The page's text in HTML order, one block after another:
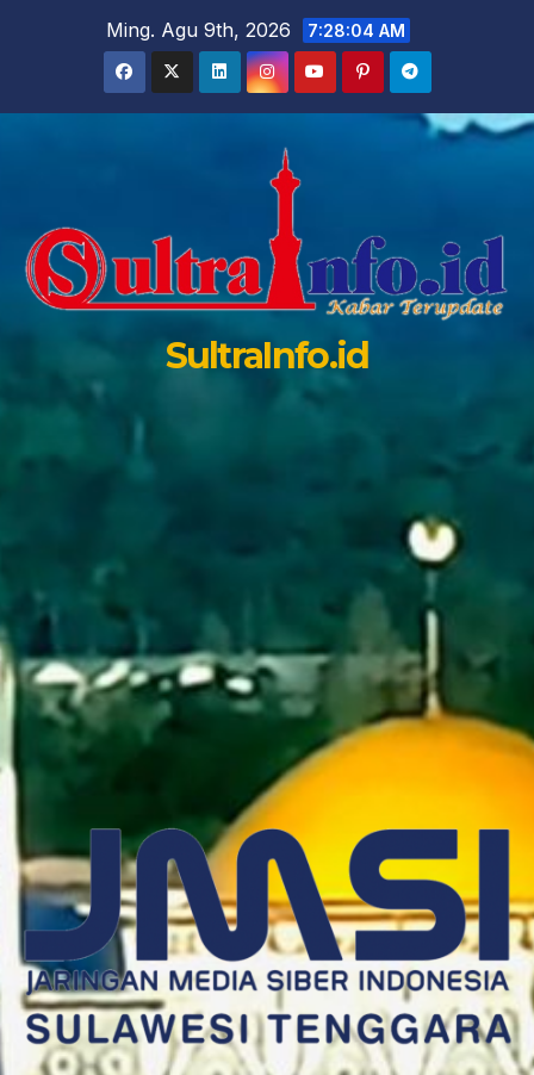
Ming. Agu 9th, 2026 7:28:05 AM
SultraInfo.id